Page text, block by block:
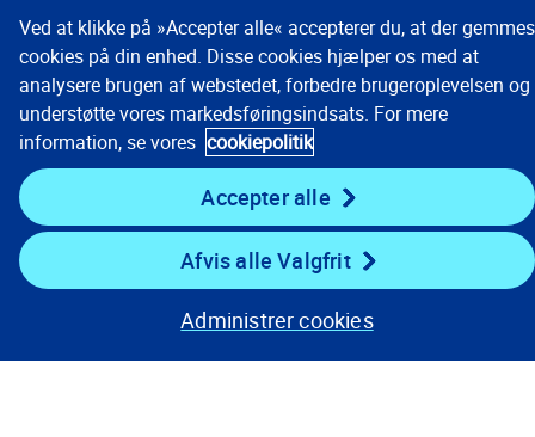
Ved at klikke på »Accepter alle« accepterer du, at der gemmes
cookies på din enhed. Disse cookies hjælper os med at
analysere brugen af webstedet, forbedre brugeroplevelsen og
understøtte vores markedsføringsindsats. For mere
information, se vores cookiepolitik
Accepter alle
Afvis alle Valgfrit
Administrer cookies